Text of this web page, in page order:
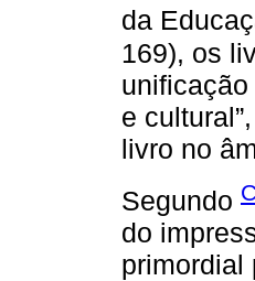
da
169), os
e
livro no
Segundo
do
primordial